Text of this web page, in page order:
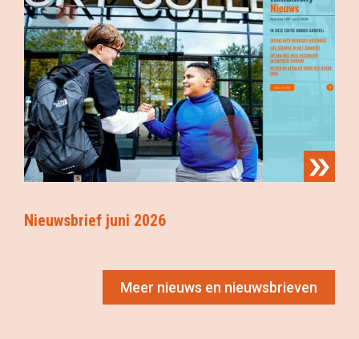
Nieuwsbrief juni 2026
Meer nieuws en nieuwsbrieven